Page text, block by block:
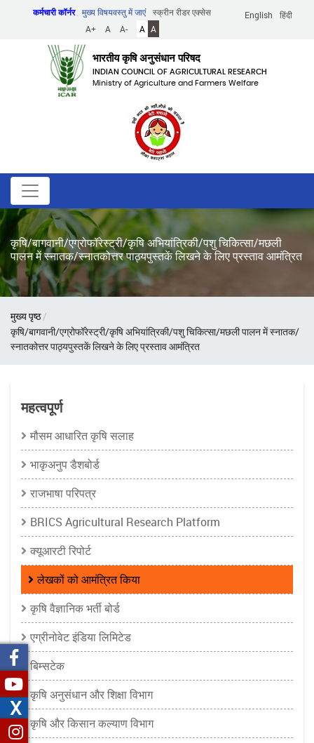
English हिंदी
कर्मचारी कॉर्नर मुख्य विषयवस्तु में जाएं
स्क्रीन रीडर एक्सेस
A+
A A- A A
भारतीय कृषि अनुसंधान परिषद
INDIAN COUNCIL OF AGRICULTURAL RESEARCH
Ministry of Agriculture and Farmers Welfare
कृषि/बागवानी/एग्रोफॉरेस्ट्री/कृषि अभियांत्रिकी/पशु चिकित्सा/मछली
पालन में स्नातक/स्नातकोत्तर पाठ्यपुस्तकें लिखने के लिए प्रस्ताव आमंत्रित
पग
चिन्ह
मुख्य पृष्ठ
कृषि/बागवानी/एग्रोफॉरेस्ट्री/कृषि अभियांत्रिकी/पशु चिकित्सा/मछली पालन में स्नातक/
स्नातकोत्तर पाठ्यपुस्तकें लिखने के लिए प्रस्ताव आमंत्रित
महत्वपूर्ण
मौसम आधारित कृषि सलाह
भाकृअनुप डैशबोर्ड
राजभाषा परिपत्र
BRICS Agricultural Research Platform
क्यूआरटी रिपोर्ट
लेखकों को आमंत्रित किया
कृषि वैज्ञानिक भर्ती बोर्ड
एग्रीनोवेट इंडिया लिमिटेड
बिम्सटेक
कृषि अनुसंधान और शिक्षा विभाग
कृषि और किसान कल्याण विभाग
X